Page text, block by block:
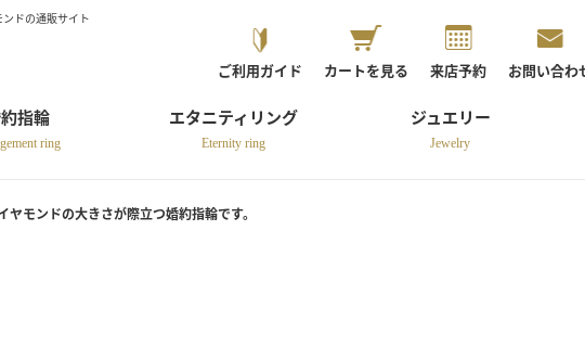
ドの通販サイト
ご利用ガイド カートを見る 来店予約 お問い合わ
指輪
ring
エタニティリング
Eternity ring
ジュエリー
Jewelry
モンドの大きさが際立つ婚約指輪です。